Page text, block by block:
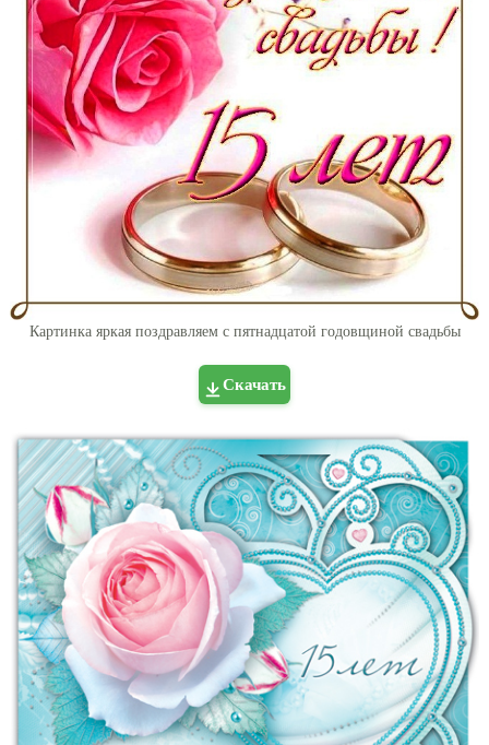
Картинка яркая поздравляем с пятнадцатой годовщиной свадьбы
Скачать